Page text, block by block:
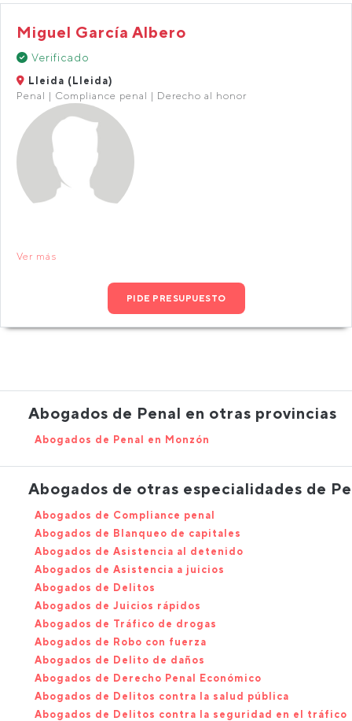
Miguel García Albero
Verificado
Lleida (Lleida)
Penal | Compliance penal | Derecho al honor
Ver más
PIDE PRESUPUESTO
Abogados de Penal en otras provincias
Abogados de Penal en Monzón
Abogados de otras especialidades de
Abogados de Compliance penal
Abogados de Blanqueo de capitales
Abogados de Asistencia al detenido
Abogados de Asistencia a juicios
Abogados de Delitos
Abogados de Juicios rápidos
Abogados de Tráfico de drogas
Abogados de Robo con fuerza
Abogados de Delito de daños
Abogados de Derecho Penal Económico
Abogados de Delitos contra la salud pública
Abogados de Delitos contra la seguridad en el tráfico